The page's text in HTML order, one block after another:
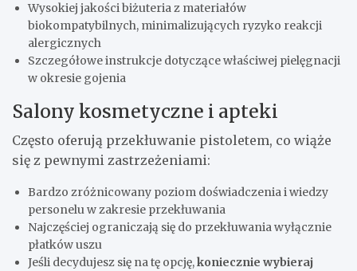
Wysokiej jakości biżuteria z materiałów
biokompatybilnych, minimalizujących ryzyko reakcji
alergicznych
Szczegółowe instrukcje dotyczące właściwej pielęgnacji
w okresie gojenia
Salony kosmetyczne i apteki
Często oferują przekłuwanie pistoletem, co wiąże
się z pewnymi zastrzeżeniami:
Bardzo zróżnicowany poziom doświadczenia i wiedzy
personelu w zakresie przekłuwania
Najczęściej ograniczają się do przekłuwania wyłącznie
płatków uszu
Jeśli decydujesz się na tę opcję,koniecznie wybieraj